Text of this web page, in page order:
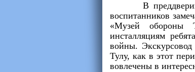
В преддверии
воспитанников
«Музей обороны
инсталляциям
войны. Экскурсовод
Тулу, как в этот
вовлечены в